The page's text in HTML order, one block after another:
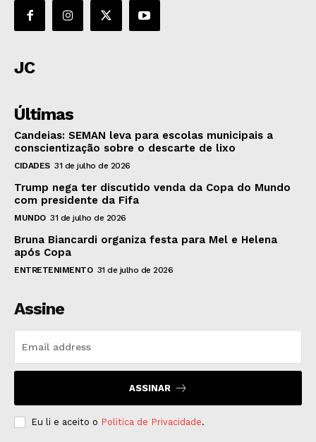
JC
Últimas
Candeias: SEMAN leva para escolas municipais a
conscientização sobre o descarte de lixo
CIDADES 31 de julho de 2026
Trump nega ter discutido venda da Copa do Mundo
com presidente da Fifa
MUNDO 31 de julho de 2026
Bruna Biancardi organiza festa para Mel e Helena
após Copa
ENTRETENIMENTO 31 de julho de 2026
Assine
ASSINAR
Eu li e aceito o Politica de Privacidade.